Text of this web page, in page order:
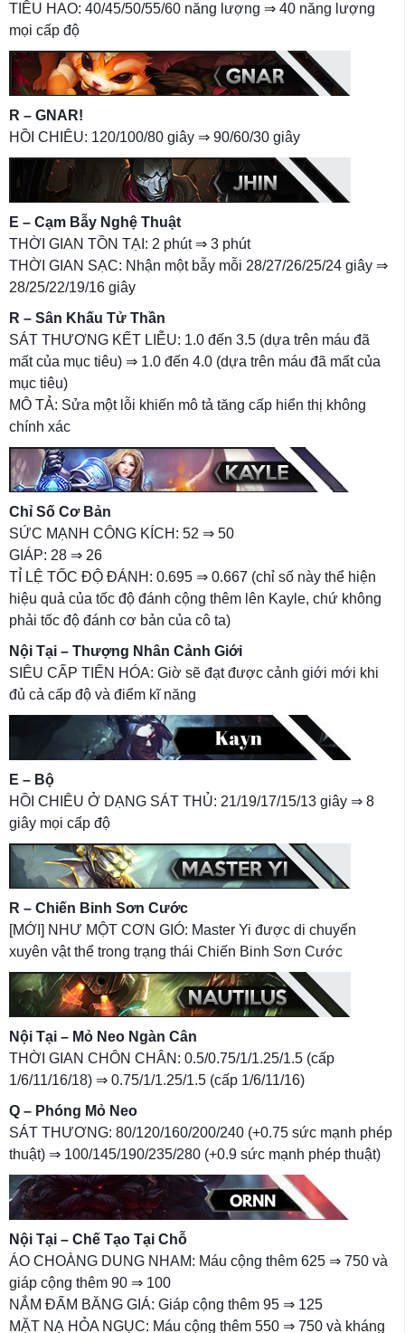
TIÊU HAO: 40/45/50/55/60 năng lượng ⇒ 40 năng lượng
mọi cấp độ
R – GNAR!
HỒI CHIÊU: 120/100/80 giây ⇒ 90/60/30 giây
E – Cạm Bẫy Nghệ Thuật
THỜI GIAN TỒN TẠI: 2 phút ⇒ 3 phút
THỜI GIAN SẠC: Nhận một bẫy mỗi 28/27/26/25/24 giây ⇒
28/25/22/19/16 giây
R – Sân Khấu Tử Thần
SÁT THƯƠNG KẾT LIỄU: 1.0 đến 3.5 (dựa trên máu đã
mất của mục tiêu) ⇒ 1.0 đến 4.0 (dựa trên máu đã mất của
mục tiêu)
MÔ TẢ: Sửa một lỗi khiến mô tả tăng cấp hiển thị không
chính xác
Chỉ Số Cơ Bản
SỨC MẠNH CÔNG KÍCH: 52 ⇒ 50
GIÁP: 28 ⇒ 26
TỈ LỆ TỐC ĐỘ ĐÁNH: 0.695 ⇒ 0.667 (chỉ số này thể hiện
hiệu quả của tốc độ đánh cộng thêm lên Kayle, chứ không
phải tốc độ đánh cơ bản của cô ta)
Nội Tại – Thượng Nhân Cảnh Giới
SIÊU CẤP TIẾN HÓA: Giờ sẽ đạt được cảnh giới mới khi
đủ cả cấp độ và điểm kĩ năng
E – Bộ
HỒI CHIÊU Ở DẠNG SÁT THỦ: 21/19/17/15/13 giây ⇒ 8
giây mọi cấp độ
R – Chiến Binh Sơn Cước
[MỚI] NHƯ MỘT CƠN GIÓ: Master Yi được di chuyển
xuyên vật thể trong trạng thái Chiến Binh Sơn Cước
Nội Tại – Mỏ Neo Ngàn Cân
THỜI GIAN CHÔN CHÂN: 0.5/0.75/1/1.25/1.5 (cấp
1/6/11/16/18) ⇒ 0.75/1/1.25/1.5 (cấp 1/6/11/16)
Q – Phóng Mỏ Neo
SÁT THƯƠNG: 80/120/160/200/240 (+0.75 sức mạnh phép
thuật) ⇒ 100/145/190/235/280 (+0.9 sức mạnh phép thuật)
Nội Tại – Chế Tạo Tại Chỗ
ÁO CHOÀNG DUNG NHAM: Máu cộng thêm 625 ⇒ 750 và
giáp cộng thêm 90 ⇒ 100
NẮM ĐẤM BĂNG GIÁ: Giáp cộng thêm 95 ⇒ 125
MẶT NẠ HỎA NGỤC: Máu cộng thêm 550 ⇒ 750 và kháng